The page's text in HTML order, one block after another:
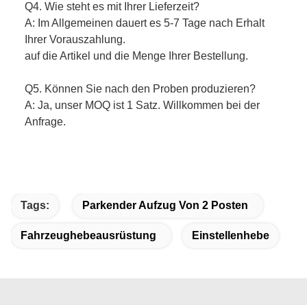
Q4. Wie steht es mit Ihrer Lieferzeit?
A: Im Allgemeinen dauert es 5-7 Tage nach Erhalt
Ihrer Vorauszahlung.
auf die Artikel und die Menge Ihrer Bestellung.
Q5. Können Sie nach den Proben produzieren?
A: Ja, unser MOQ ist 1 Satz. Willkommen bei der
Anfrage.
Tags: Parkender Aufzug Von 2 Posten
Fahrzeughebeausrüstung Einstellenhebe